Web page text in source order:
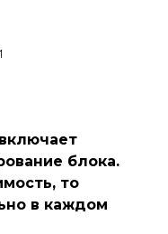
блока.
то
в каждом